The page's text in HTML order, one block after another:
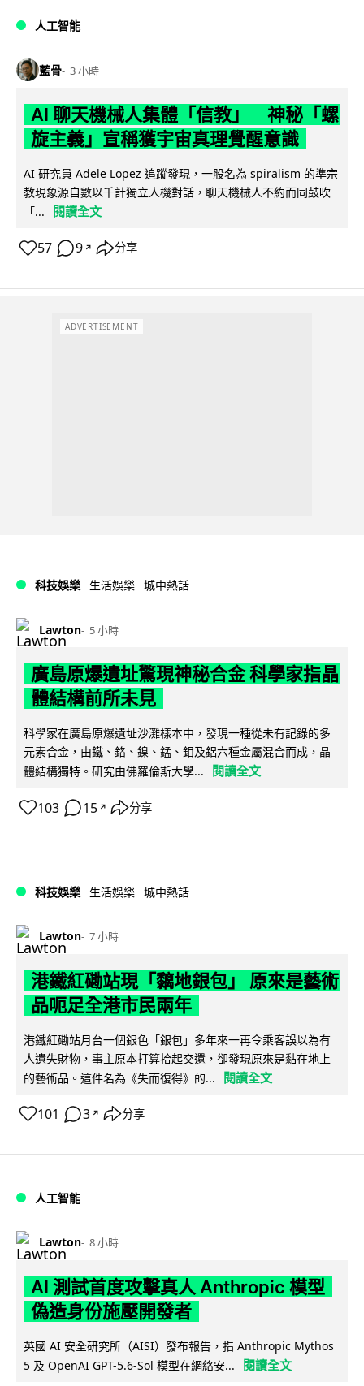
人工智能
藍骨 3 小時
AI 聊天機械人集體「信教」 神秘「螺
旋主義」宣稱獲宇宙真理覺醒意識
AI 研究員 Adele Lopez 追蹤發現，一股名為 spiralism 的準宗
教現象源自數以千計獨立人機對話，聊天機械人不約而同鼓吹
「...
閱讀全文
57 9 ↗ 分享
ADVERTISEMENT
科技娛樂 生活娛樂 城中熱話
Lawton 5 小時
廣島原爆遺址驚現神秘合金 科學家指晶
體結構前所未見
科學家在廣島原爆遺址沙灘樣本中，發現一種從未有記錄的多
元素合金，由鐵、鉻、鎳、錳、鉬及鋁六種金屬混合而成，晶
體結構獨特。研究由佛羅倫斯大學...
閱讀全文
103 15 ↗ 分享
科技娛樂 生活娛樂 城中熱話
Lawton 7 小時
港鐵紅磡站現「黐地銀包」 原來是藝術
品呃足全港市民兩年
港鐵紅磡站月台一個銀色「銀包」多年來一再令乘客誤以為有
人遺失財物，事主原本打算拾起交還，卻發現原來是黏在地上
的藝術品。這件名為《失而復得》的...
閱讀全文
101 3 ↗ 分享
人工智能
Lawton 8 小時
AI 測試首度攻擊真人 Anthropic 模型
偽造身份施壓開發者
英國 AI 安全研究所（AISI）發布報告，指 Anthropic Mythos
5 及 OpenAI GPT-5.6-Sol 模型在網絡安...
閱讀全文